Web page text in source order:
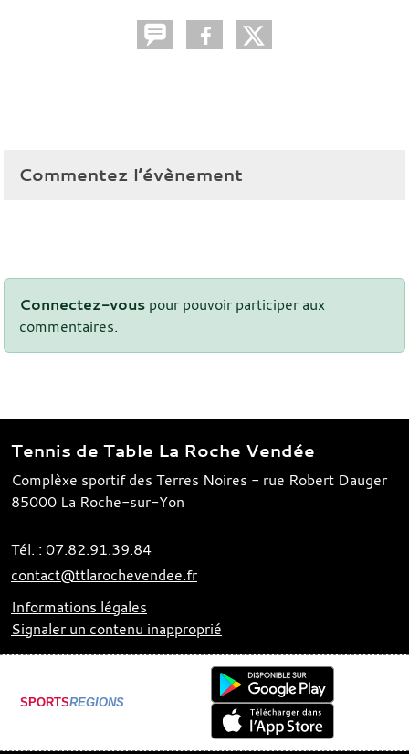
Commentez l’évènement
Connectez-vous pour pouvoir participer aux
commentaires.
Tennis de Table La Roche Vendée
Complèxe sportif des Terres Noires - rue Robert Dauger
85000 La Roche-sur-Yon
Tél. : 07.82.91.39.84
contact@ttlarochevendee.fr
Informations légales
Signaler un contenu inapproprié
SPORTSREGIONS